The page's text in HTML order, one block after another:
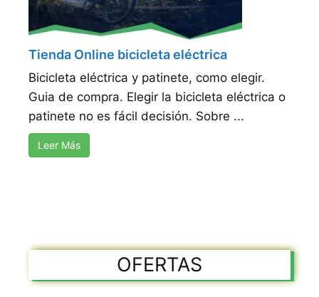
Tienda Online bicicleta eléctrica
Bicicleta eléctrica y patinete, como elegir.
Guia de compra. Elegir la bicicleta eléctrica o
patinete no es fácil decisión. Sobre ...
Leer Más
OFERTAS